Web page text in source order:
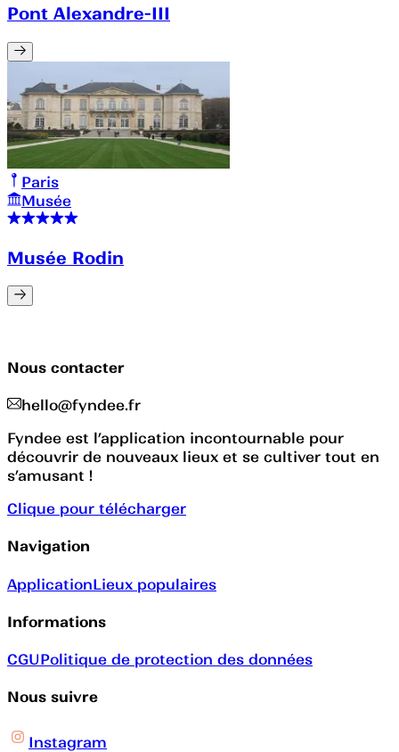
Pont Alexandre-III
Paris
Musée
Musée Rodin
Nous contacter
hello@fyndee.fr
Fyndee est l’application incontournable pour
découvrir de nouveaux lieux et se cultiver tout en
s’amusant !
Clique pour télécharger
Navigation
ApplicationLieux populaires
Informations
CGUPolitique de protection des données
Nous suivre
Instagram